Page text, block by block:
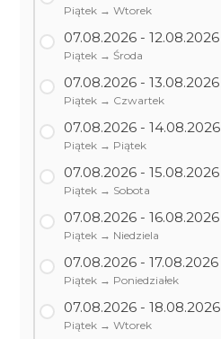
Piątek → Wtorek
07.08.2026 - 12.08.2026
Piątek → Środa
07.08.2026 - 13.08.2026
Piątek → Czwartek
07.08.2026 - 14.08.2026
Piątek → Piątek
07.08.2026 - 15.08.2026
Piątek → Sobota
07.08.2026 - 16.08.2026
Piątek → Niedziela
07.08.2026 - 17.08.2026
Piątek → Poniedziałek
07.08.2026 - 18.08.2026
Piątek → Wtorek